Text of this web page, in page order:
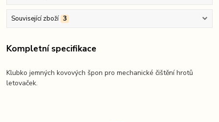
Související zboží 3
Kompletní specifikace
Klubko jemných kovových špon pro mechanické čištění hrotů
letovaček.